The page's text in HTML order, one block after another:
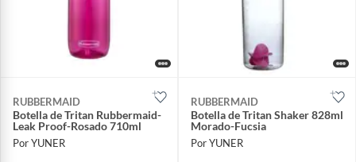
RUBBERMAID
Botella de Tritan Rubbermaid-
Leak Proof-Rosado 710ml
Por YUNER
RUBBERMAID
Botella de Tritan Shaker 828ml
Morado-Fucsia
Por YUNER